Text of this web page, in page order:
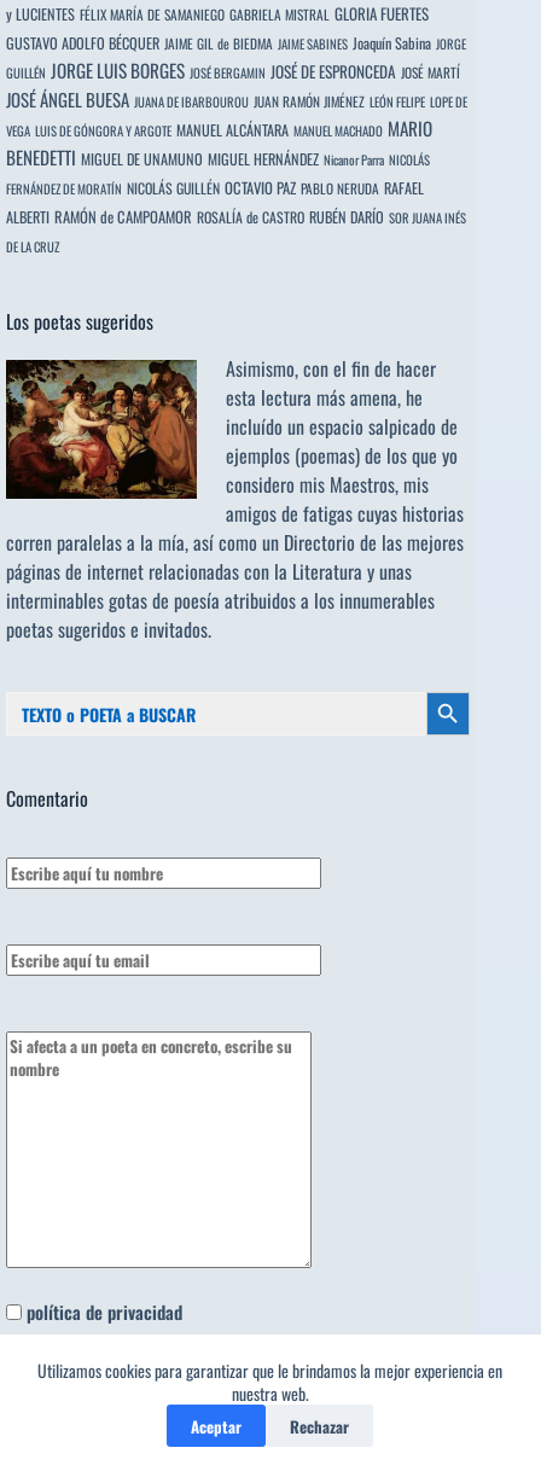
Utilizamos cookies para garantizar que le brindamos la mejor experiencia en
nuestra web.
Aceptar Rechazar
y LUCIENTES FÉLIX MARÍA DE SAMANIEGO GABRIELA MISTRAL GLORIA FUERTES
GUSTAVO ADOLFO BÉCQUER JAIME GIL de BIEDMA JAIME SABINES Joaquín Sabina JORGE
GUILLÉN JORGE LUIS BORGES JOSÉ BERGAMIN JOSÉ DE ESPRONCEDA JOSÉ MARTÍ
JOSÉ ÁNGEL BUESA JUANA DE IBARBOUROU JUAN RAMÓN JIMÉNEZ LEÓN FELIPE LOPE DE
VEGA LUIS DE GÓNGORA Y ARGOTE MANUEL ALCÁNTARA MANUEL MACHADO MARIO
BENEDETTI MIGUEL DE UNAMUNO MIGUEL HERNÁNDEZ Nicanor Parra NICOLÁS
FERNÁNDEZ DE MORATÍN NICOLÁS GUILLÉN OCTAVIO PAZ PABLO NERUDA RAFAEL
ALBERTI RAMÓN de CAMPOAMOR ROSALÍA de CASTRO RUBÉN DARÍO SOR JUANA INÉS
DE LA CRUZ
Los poetas sugeridos
Asimismo, con el fin de hacer
esta lectura más amena, he
incluído un espacio salpicado de
ejemplos (poemas) de los que yo
considero mis Maestros, mis
amigos de fatigas cuyas historias
corren paralelas a la mía, así como un Directorio de las mejores
páginas de internet relacionadas con la Literatura y unas
interminables gotas de poesía atribuidos a los innumerables
poetas sugeridose invitados.
Botón de búsqueda
Comentario
política de privacidad
¿La capital de Francia es..?